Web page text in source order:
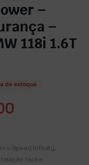
–
–
118i 1.6T
de estoque
o Speed Infinity.
fácil e